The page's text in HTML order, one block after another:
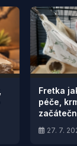
Fretka
péče,
27. 7.